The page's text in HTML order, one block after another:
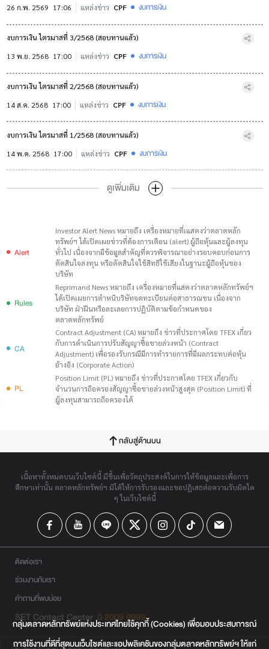
26 ก.พ. 2569 17:06 แหล่งข่าว CPF งบการเงิน
งบการเงิน ไตรมาสที่ 3/2568 (สอบทานแล้ว)
13 พ.ย. 2568 17:00 แหล่งข่าว CPF งบการเงิน
งบการเงิน ไตรมาสที่ 2/2568 (สอบทานแล้ว)
14 ส.ค. 2568 17:00 แหล่งข่าว CPF งบการเงิน
งบการเงิน ไตรมาสที่ 1/2568 (สอบทานแล้ว)
14 พ.ค. 2568 17:00 แหล่งข่าว CPF งบการเงิน
ดูเพิ่มเติม
Alert
Investor Alert News หมายถึง เครื่องหมายที่เแสดงว่าตลาดหลัก
ทรัพย์ฯ ได้เปิดเผยข่าวที่ต้องการเตือน (alert) ผู้ถือหุ้นและผู้ลงทุน
ทั่วไป เนื่องจากมีข้อมูลสำคัญที่ควรพิจารณาอย่างรอบคอบก่อนการ
ตัดสินใจลงทุน หรือตัดสินใจใช้สิทธิใช้เสียงในฐานะผู้ถือหุ้นของ
บริษัท
Rules
Reprimand News หมายถึง เครื่องหมายที่แสดงว่าตลาดหลักทรัพย์ฯ
ได้เปิดเผยการตำหนิบริษัทจดทะเบียนต่อสาธารณชน เนื่องจาก
บริษัท ฝ่าฝืนหรือละเลยการปฏิบัติตามข้อกำหนดของ
ตลาดหลักทรัพย์
CA
Contract Adjustment (CA) หมายถึง ข่าวที่ประกาศโดย TFEX เกี่ยว
กับการดำเนินการปรับสัญญาซื้อขายล่วงหน้า (Contract
Adjustment) เพื่อรองรับกรณีมีการทำรายการที่มีผลกระทบต่อหุ้น
อ้างอิง (Corporate Action)
PL
Position Limit (PL) หมายถึง ข่าวที่ประกาศโดย TFEX เกี่ยวกับ
จำนวนการถือครองสัญญาซื้อขายล่วงหน้าสูงสุด (Position Limit) ที่
ผู้ลงทุนสามารถถือครองได้
กลับสู่ด้านบน
เนื้อหาทั้งหมดบนเว็บไซต์นี้ มีขึ้นเพื่อวัตถุประสงค์ในการให้ข้อมูลและเพื่อการ
ศึกษาเท่านั้น ตลาดหลักทรัพย์ฯ มิได้ให้การรับรองและขอปฏิเสธต่อความรับผิดใด
ๆ ในเว็บไซต์นี้
ติดต่อเรา
ร่วมงานกับเรา
คำถามที่พบบ่อย
SET Contact Center 0 2009 9999
กลุ่มตลาดหลักทรัพย์แห่งประเทศไทยใช้คุกกี้ (Cookies) เพื่อมอบประสบการณ์
การใช้งานที่ดีที่สุดบนเว็บไซต์และแอปพลิเคชันของกลุ่มตลาดหลักทรัพย์ฯ ให้แก่